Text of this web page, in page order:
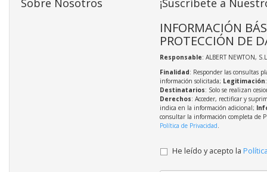
Sobre Nosotros ¡Suscríbete a
INFORMACIÓN
PROTECCIÓN DE
Responsable: ALBERT NEWTON,
Finalidad: Responder las consultas
información solicitada; Legitimación
Destinatarios: Solo se realizan
Derechos: Acceder, rectificar y
indica en la información adicional;
consultar la información completa de
Política de Privacidad.
He leído y acepto la